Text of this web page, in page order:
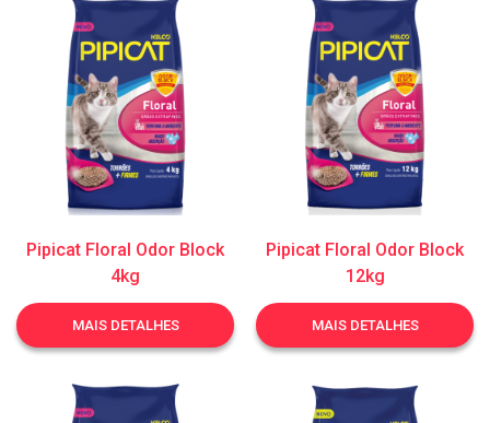
Pipicat Floral Odor Block
4kg
MAIS DETALHES
Pipicat Floral Odor Block
12kg
MAIS DETALHES